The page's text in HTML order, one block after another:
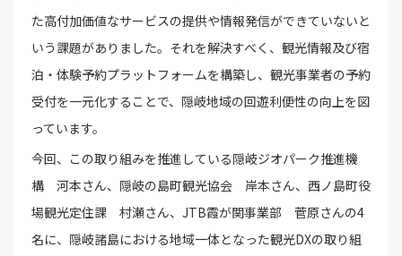
た高付加価値なサービスの提供や情報発信ができていないと
いう課題がありました。それを解決すべく、観光情報及び宿
泊・体験予約プラットフォームを構築し、観光事業者の予約
受付を一元化することで、隠岐地域の回遊利便性の向上を図
っています。
今回、この取り組みを推進している隠岐ジオパーク推進機
構 河本さん、隠岐の島町観光協会 岸本さん、西ノ島町役
場観光定住課 村瀬さん、JTB霞が関事業部 菅原さんの4
名に、隠岐諸島における地域一体となった観光DXの取り組